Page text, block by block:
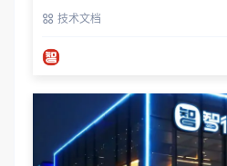
指南技术文档